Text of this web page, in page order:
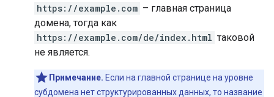
https://example.com – главная страница
домена, тогда как
https://example.com/de/index.html таковой
не является.
Примечание. Если на главной странице на уровне
субдомена нет структурированных данных, то название